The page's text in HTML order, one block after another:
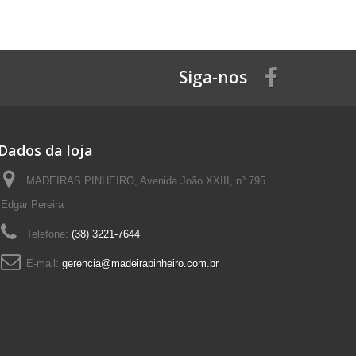
Siga-nos
da loja
MADEIRAS PINHEIRO, Avenida João XXIII, nº 795
Edgar Pereira
Telefone: (38) 3221-7644
E-mail: gerencia@madeirapinheiro.com.br